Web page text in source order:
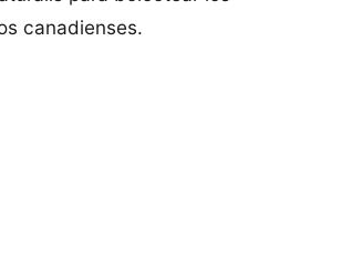
canadienses.